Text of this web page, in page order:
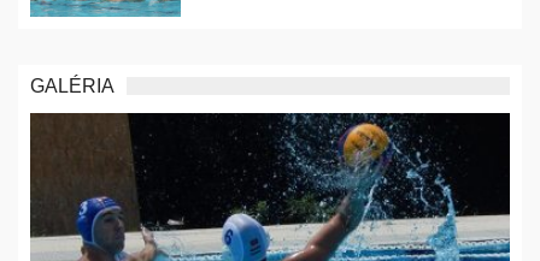
GALÉRIA